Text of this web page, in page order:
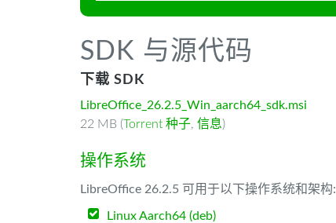
SDK 与源代码
下载 SDK
LibreOffice_26.2.5_Win_aarch64_sdk.msi
22 MB (Torrent 种子, 信息)
操作系统
LibreOffice 26.2.5 可用于以下操作系统和架构:
Linux Aarch64 (deb)